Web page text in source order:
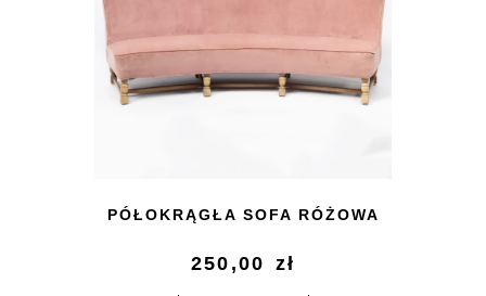
PÓŁOKRĄGŁA SOFA RÓŻOWA
250,00 zł